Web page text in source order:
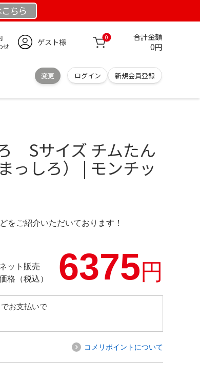
こちら
せ
ゲスト様 0 合計金額
0円
変更 ログイン 新規会員登録
Sサイズ チムたん
っしろ） | モンチッ
をご紹介いただいております！
ネット販売
格（税込）
6375円
お支払いで
コメリポイントについて